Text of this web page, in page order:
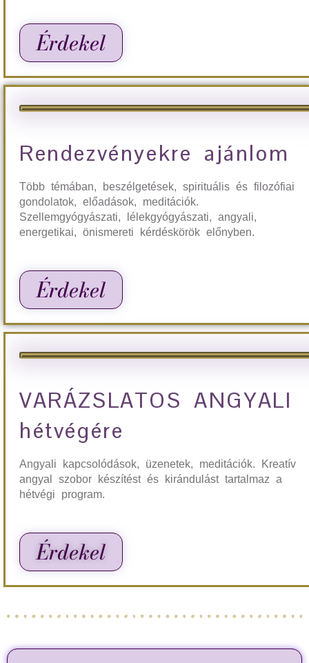
Érdekel
Rendezvényekre ajánlom
Több témában, beszélgetések, spirituális és filozófiai
gondolatok, előadások, meditációk.
Szellemgyógyászati, lélekgyógyászati, angyali,
energetikai, önismereti kérdéskörök előnyben.
Érdekel
VARÁZSLATOS ANGYALI
hétvégére
Angyali kapcsolódások, üzenetek, meditációk. Kreatív
angyal szobor készítést és kirándulást tartalmaz a
hétvégi program.
Érdekel